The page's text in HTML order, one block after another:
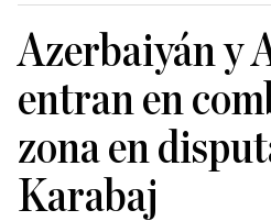
Azerbaiyán y
entran en
zona en
Karabaj